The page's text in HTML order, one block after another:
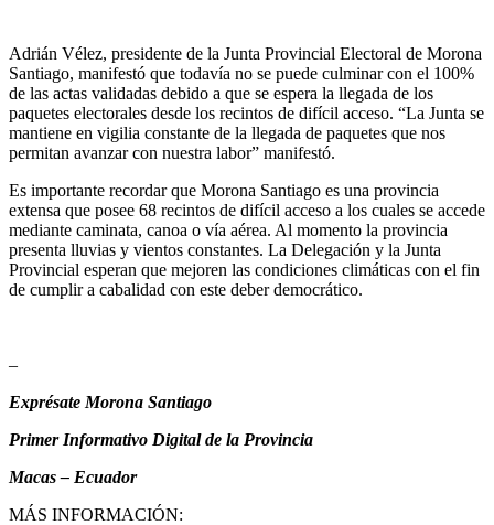
Adrián Vélez, presidente de la Junta Provincial Electoral de Morona
Santiago, manifestó que todavía no se puede culminar con el 100%
de las actas validadas debido a que se espera la llegada de los
paquetes electorales desde los recintos de difícil acceso. “La Junta se
mantiene en vigilia constante de la llegada de paquetes que nos
permitan avanzar con nuestra labor” manifestó.
Es importante recordar que Morona Santiago es una provincia
extensa que posee 68 recintos de difícil acceso a los cuales se accede
mediante caminata, canoa o vía aérea. Al momento la provincia
presenta lluvias y vientos constantes. La Delegación y la Junta
Provincial esperan que mejoren las condiciones climáticas con el fin
de cumplir a cabalidad con este deber democrático.
–
Exprésate Morona Santiago
Primer Informativo Digital de la Provincia
Macas – Ecuador
MÁS INFORMACIÓN: